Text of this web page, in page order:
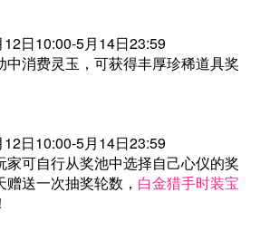
日10:00-5月14日23:59
中消费灵玉，可获得丰厚珍稀道具奖
日10:00-5月14日23:59
家可自行从奖池中选择自己心仪的奖
送一次抽奖轮数， 白金猎手时装宝